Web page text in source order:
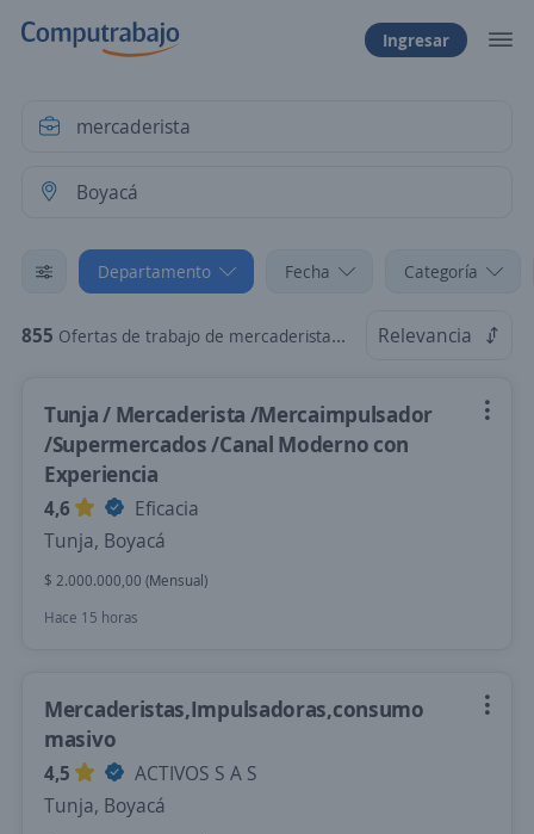
Ingresar
Departamento Fecha Categoría
855 Ofertas de trabajo de mercaderista en Boyacá Relevancia
Tunja / Mercaderista /Mercaimpulsador
/Supermercados /Canal Moderno con
Experiencia
4,6
Eficacia
Tunja, Boyacá
$ 2.000.000,00 (Mensual)
Hace 15 horas
Mercaderistas,Impulsadoras,consumo
masivo
4,5
ACTIVOS S A S
Tunja, Boyacá